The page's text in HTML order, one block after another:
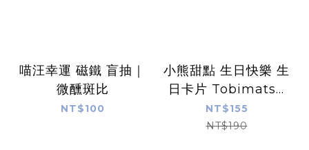
喵汪幸運 磁鐵 盲抽｜
微醺斑比
NT$100
小熊甜點 生日快樂 生
日卡片 Tobimatsu
Shoichiro｜日本
ACTIVE
NT$155
NT$190